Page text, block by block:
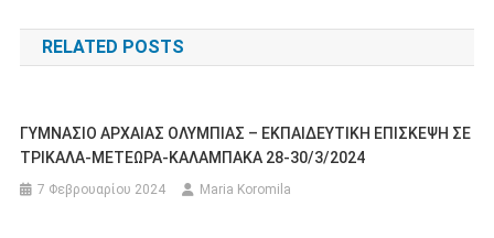
άρθρων
RELATED POSTS
ΓΥΜΝΑΣΙΟ ΑΡΧΑΙΑΣ ΟΛΥΜΠΙΑΣ – ΕΚΠΑΙΔΕΥΤΙΚΗ ΕΠΙΣΚΕΨΗ ΣΕ
ΤΡΙΚΑΛΑ-ΜΕΤΕΩΡΑ-ΚΑΛΑΜΠΑΚΑ 28-30/3/2024
7 Φεβρουαρίου 2024 Maria Koromila